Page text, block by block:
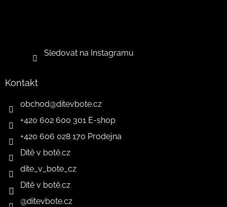
Sledovat na Instagramu
Kontakt
obchod@ditevbote.cz
+420 602 600 301 E-shop
+420 606 028 170 Prodejna
Dítě v botě.cz
dite_v_bote_cz
Dítě v botě.cz
@ditevbote.cz